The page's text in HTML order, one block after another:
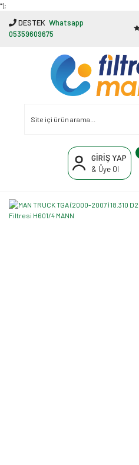
"');
DESTEK Whatsapp
05359609675
GİRİŞ YAP
& Üye Ol